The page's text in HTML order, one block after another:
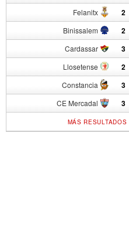
Felanitx 2
Binissalem 2
Cardassar 3
Llosetense 2
Constancia 3
CE Mercadal 3
MÁS RESULTADOS